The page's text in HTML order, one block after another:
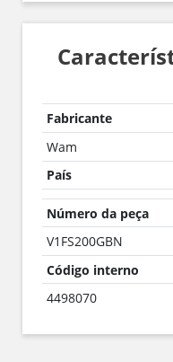
Fabricante
Wam
País
Número da peça
V1FS200GBN
Código interno
4498070